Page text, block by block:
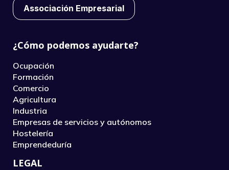
Associación Empresarial
¿Cómo podemos ayudarte?
Ocupación
Formación
Comercio
Agricultura
Industria
Empresas de servicios y autónomos
Hostelería
Emprendeduría
LEGAL